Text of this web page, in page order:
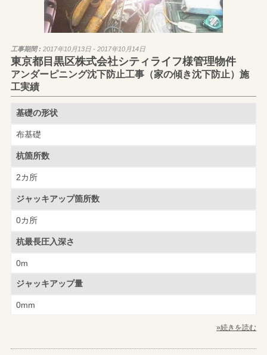
工事期間 : 2017年10月13日 - 2017年10月14日
東京都目黒区株式会社シティライフ様管理物件
アンダーピニング沈下防止工事（家の傾き沈下防止）施
工実績
基礎の形状
布基礎
杭箇所数
2カ所
ジャッキアップ箇所数
0カ所
杭最長圧入深さ
0m
ジャッキアップ量
0mm
»続きを読む